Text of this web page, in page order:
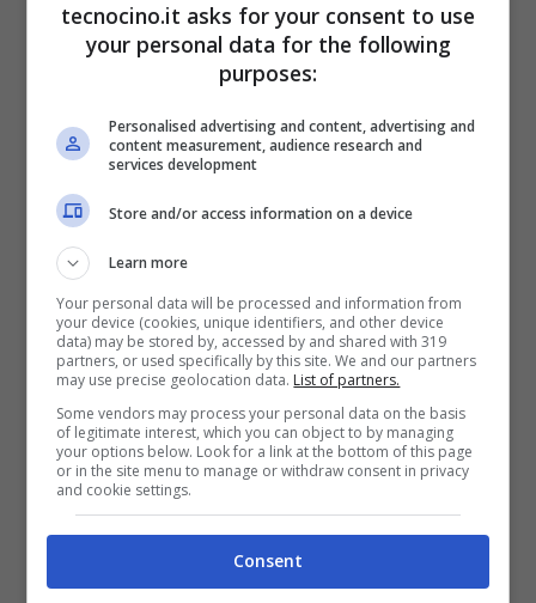
stato plagiato per dare il via a Facebook.
Neel Chatterjee, si è affrettato a
commentare affermando che le accuse sono
prive di fondamento e dunque il social
network continuerà tranquillo per la propria
strada. Eccoil trailer del film The Social
Network.
tecnocino.it asks for your consent to use
your personal data for the following
purposes:
Personalised advertising and content, advertising and
content measurement, audience research and
services development
Store and/or access information on a device
Learn more
Your personal data will be processed and information from
your device (cookies, unique identifiers, and other device
data) may be stored by, accessed by and shared with 319
partners, or used specifically by this site. We and our partners
may use precise geolocation data. List of partners.
Some vendors may process your personal data on the basis
of legitimate interest, which you can object to by managing
your options below. Look for a link at the bottom of this page
or in the site menu to manage or withdraw consent in privacy
and cookie settings.
Consent